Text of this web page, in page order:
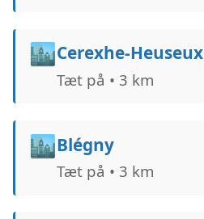
🏙️Cerexhe-Heuseux
Tæt på • 3 km
🏙️Blégny
Tæt på • 3 km